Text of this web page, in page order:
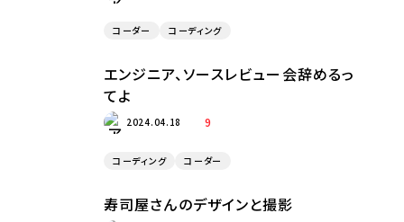
コーダー コーディング
エンジニア、ソースレビュー会辞めるっ
てよ
2024.04.18 9
コーディング コーダー
寿司屋さんのデザインと撮影